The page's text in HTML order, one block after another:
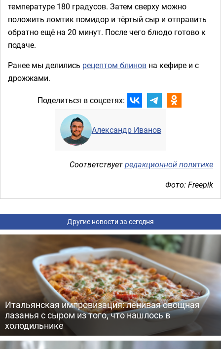
температуре 180 градусов. Затем сверху можно
положить ломтик помидор и тёртый сыр и отправить
обратно ещё на 20 минут. После чего блюдо готово к
подаче.
Ранее мы делились рецептом блинов на кефире и с
дрожжами.
Поделиться в соцсетях:
Александр Иванов
Соответствуетредакционной политике
Фото: Freepik
Другие новости за сегодня
Итальянская импровизация: ленивая овощная
лазанья с сыром из того, что нашлось в
холодильнике